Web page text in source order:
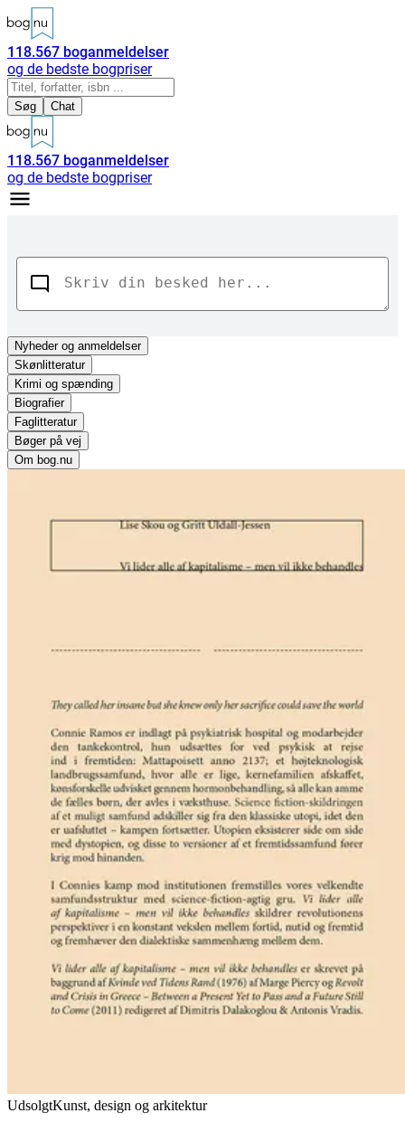
118.567 boganmeldelser
og de bedste bogpriser
Søg Chat
118.567 boganmeldelser
og de bedste bogpriser
Nyhederog anmeldelser
Skønlitteratur
Krimi og spænding
Biografier
Faglitteratur
Bøger på vej
Om bog.nu
UdsolgtKunst, design og arkitektur